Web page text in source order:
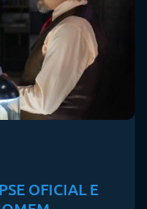
OFICIAL E